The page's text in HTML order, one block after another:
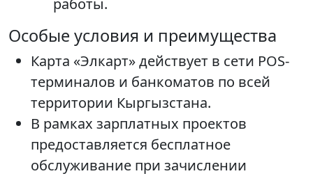
работы.
Особые условия и преимущества
Карта «Элкарт» действует в сети POS-
терминалов и банкоматов по всей
территории Кыргызстана.
В рамках зарплатных проектов
предоставляется бесплатное
обслуживание при зачислении